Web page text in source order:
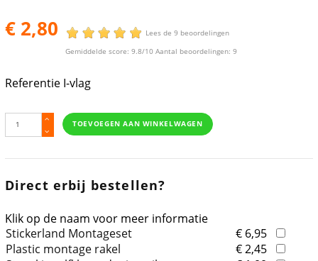
€ 2,80
Lees de 9 beoordelingen
Gemiddelde score:9.8/10 Aantal beoordelingen:9
Referentie I-vlag
TOEVOEGEN AAN WINKELWAGEN
Direct erbij bestellen?
Klik op de naam voor meer informatie
Stickerland Montageset
€ 6,95
Plastic montage rakel
€ 2,45